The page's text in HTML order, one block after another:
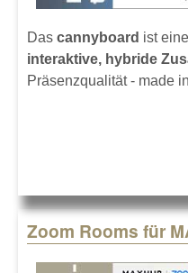
Das cannyboard ist eine
interaktive, hybride
Präsenzqualität - made
Zoom Rooms für